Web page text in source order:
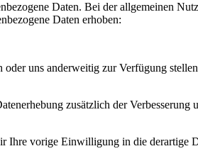
Daten. Bei der allgemeinen
Daten erhoben:
uns anderweitig zur Verfügung
zusätzlich der Verbesserung
Ihre vorige Einwilligung in die derartige